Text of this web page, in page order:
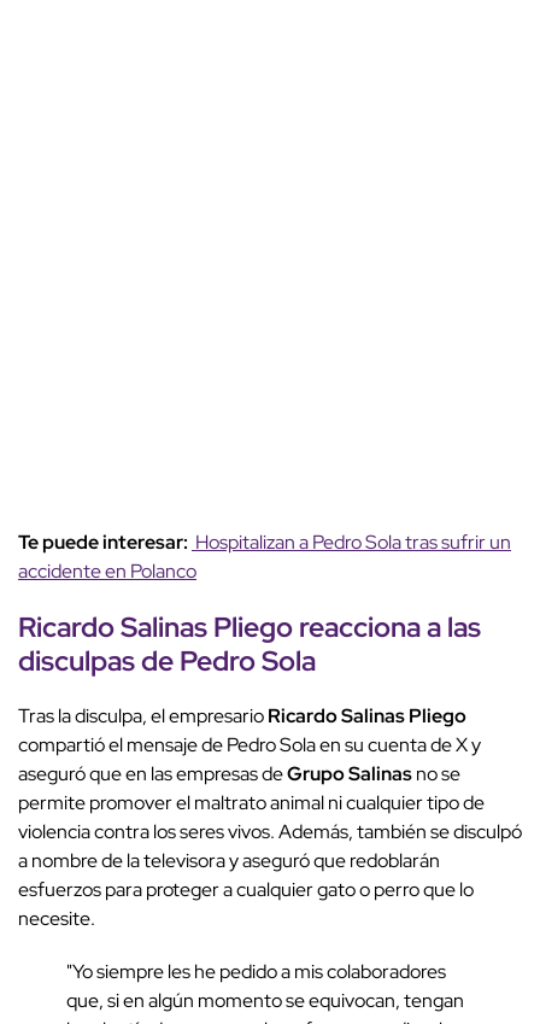
Te puede interesar: Hospitalizan a Pedro Sola tras sufrir un
accidente en Polanco
Ricardo Salinas Pliego reacciona a las
disculpas de Pedro Sola
Tras la disculpa, el empresarioRicardo Salinas Pliego
compartió el mensaje de Pedro Sola en su cuenta de X y
aseguró que en las empresas deGrupo Salinasno se
permite promover el maltrato animal ni cualquier tipo de
violencia contra los seres vivos. Además, también se disculpó
a nombre de la televisora y aseguró que redoblarán
esfuerzos para proteger a cualquier gato o perro que lo
necesite.
"Yo siempre les he pedido a mis colaboradores
que, si en algún momento se equivocan, tengan